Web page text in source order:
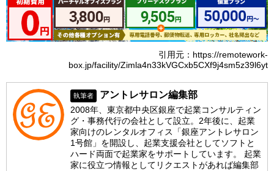
引用元：https://remotework-
box.jp/facility/Zimla4n33kVGCxb5CXf9j4sm5z39l6yt
執筆者 アントレサロン編集部
2008年、東京都中央区銀座で起業コンサルティン
グ・事務代行の会社として設立。2年後に、起業
家向けのレンタルオフィス「銀座アントレサロン
1号館」を開設し、起業支援会社としてソフトと
ハード両面で起業家をサポートしています。 起業
家に役立つ情報としてリクエストがあれば編集部